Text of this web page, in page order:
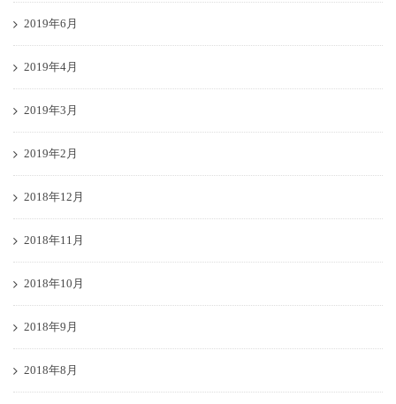
2019年6月
2019年4月
2019年3月
2019年2月
2018年12月
2018年11月
2018年10月
2018年9月
2018年8月